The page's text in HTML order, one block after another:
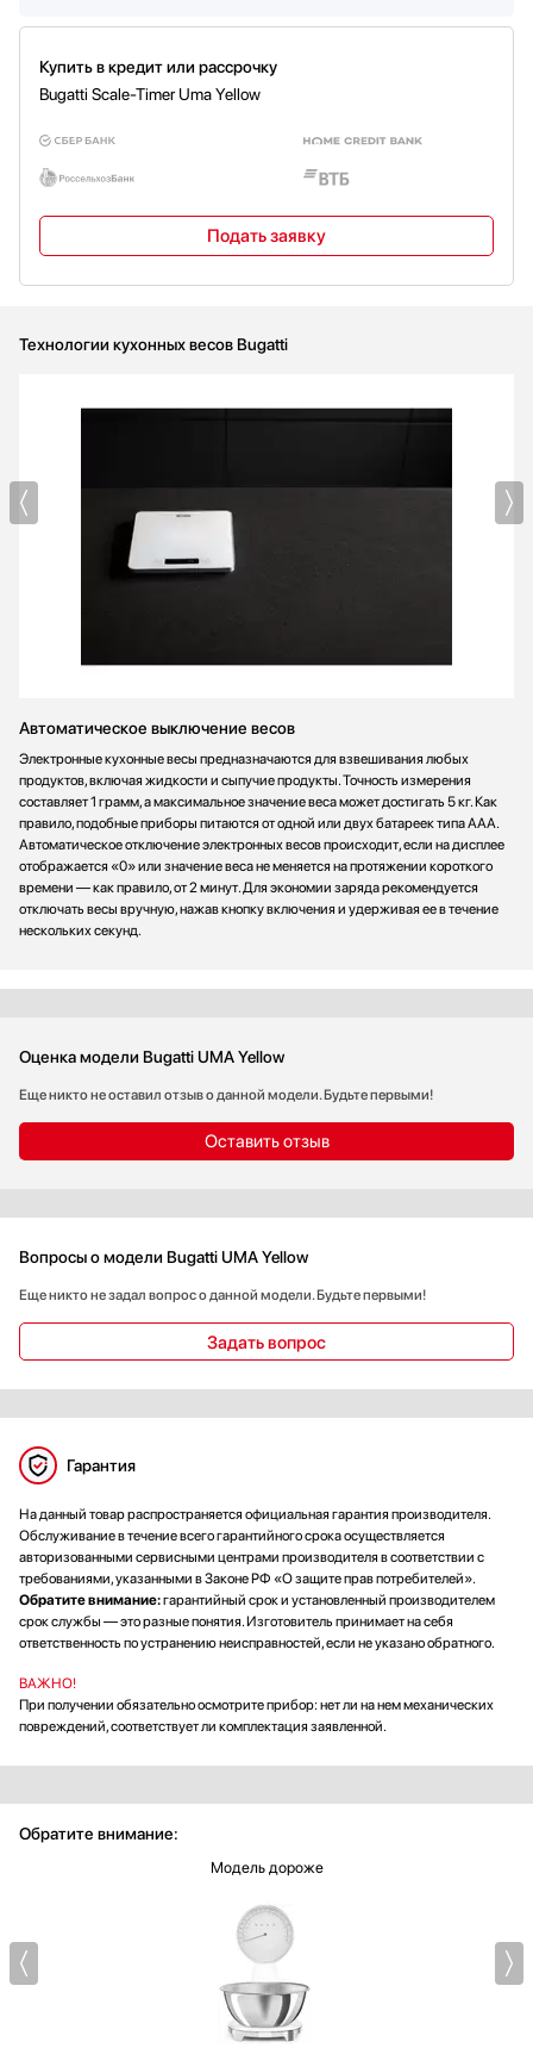
Купить в кредит или рассрочку
Bugatti Scale-Timer Uma Yellow
Подать заявку
Технологии кухонных весов Bugatti
Автоматическое выключение весов
Электронные кухонные весы предназначаются для взвешивания любых
продуктов, включая жидкости и сыпучие продукты. Точность измерения
составляет 1 грамм, а максимальное значение веса может достигать 5 кг. Как
правило, подобные приборы питаются от одной или двух батареек типа ААА.
Автоматическое отключение электронных весов происходит, если на дисплее
отображается «0» или значение веса не меняется на протяжении короткого
времени — как правило, от 2 минут. Для экономии заряда рекомендуется
отключать весы вручную, нажав кнопку включения и удерживая ее в течение
нескольких секунд.
Оценка модели Bugatti UMA Yellow
Еще никто не оставил отзыв о данной модели. Будьте первыми!
Оставить отзыв
Вопросы о модели Bugatti UMA Yellow
Еще никто не задал вопрос о данной модели. Будьте первыми!
Задать вопрос
Гарантия
На данный товар распространяется официальная гарантия производителя.
Обслуживание в течение всего гарантийного срока осуществляется
авторизованными сервисными центрами производителя в соответствии с
требованиями, указанными в Законе РФ «О защите прав потребителей».
Обратите внимание:гарантийный срок и установленный производителем
срок службы — это разные понятия. Изготовитель принимает на себя
ответственность по устранению неисправностей, если не указано обратного.
ВАЖНО!
При получении обязательно осмотрите прибор: нет ли на нем механических
повреждений, соответствует ли комплектация заявленной.
Обратите внимание:
Модель дороже